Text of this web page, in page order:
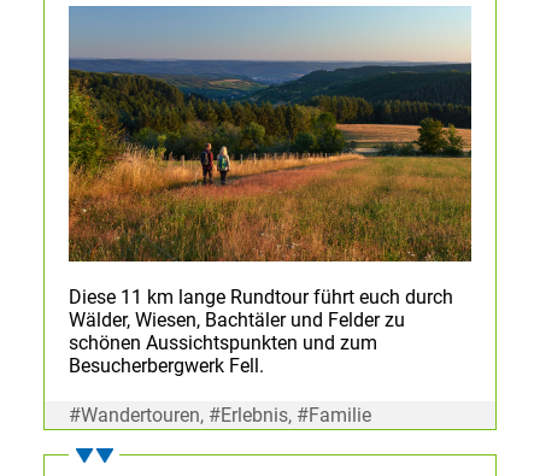
Diese 11 km lange Rundtour führt euch durch
Wälder, Wiesen, Bachtäler und Felder zu
schönen Aussichtspunkten und zum
Besucherbergwerk Fell.
#Wandertouren, #Erlebnis, #Familie